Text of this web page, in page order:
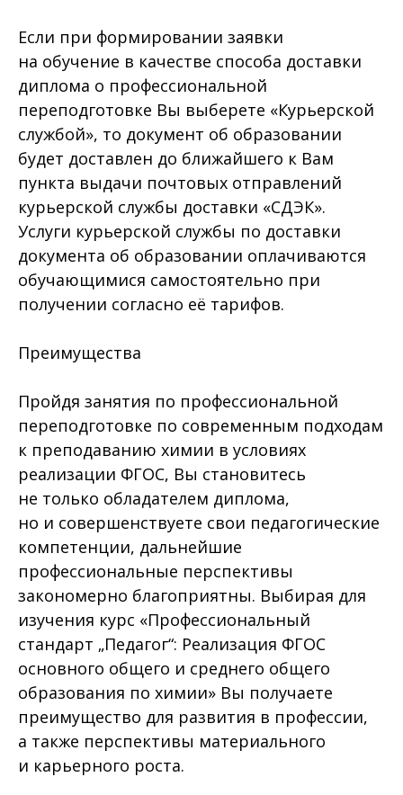
Если при формировании заявки
на обучение в качестве способа доставки
диплома о профессиональной
переподготовке Вы выберете «Курьерской
службой», то документ об образовании
будет доставлен до ближайшего к Вам
пункта выдачи почтовых отправлений
курьерской службы доставки «СДЭК».
Услуги курьерской службы по доставки
документа об образовании оплачиваются
обучающимися самостоятельно при
получении согласно её тарифов.
Преимущества
Пройдя занятия по профессиональной
переподготовке по современным подходам
к преподаванию химии в условиях
реализации ФГОС, Вы становитесь
не только обладателем диплома,
но и совершенствуете свои педагогические
компетенции, дальнейшие
профессиональные перспективы
закономерно благоприятны. Выбирая для
изучения курс «Профессиональный
стандарт „Педагог“: Реализация ФГОС
основного общего и среднего общего
образования по химии» Вы получаете
преимущество для развития в профессии,
а также перспективы материального
и карьерного роста.